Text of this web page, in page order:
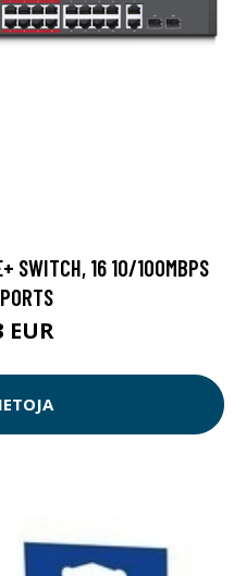
SWITCH, 16 10/100MBPS
EUR